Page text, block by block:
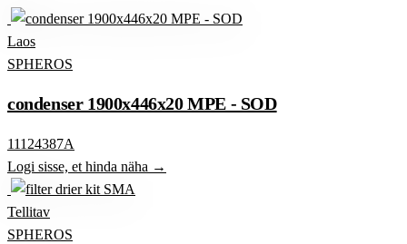
Laos
SPHEROS
condenser 1900x446x20 MPE - SOD
11124387A
Logi sisse, et hinda näha →
Tellitav
SPHEROS